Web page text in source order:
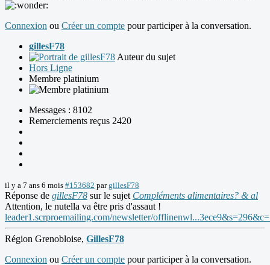
Connexion ou Créer un compte pour participer à la conversation.
gillesF78
Auteur du sujet
Hors Ligne
Membre platinium
Messages : 8102
Remerciements reçus 2420
il y a 7 ans 6 mois #153682 pargillesF78
Réponse de gillesF78 sur le sujet Compléments alimentaires? & al
Attention, le nutella va être pris d'assaut !
leader1.scrproemailing.com/newsletter/
Région Grenobloise, GillesF78
Connexion ou Créer un compte pour participer à la conversation.